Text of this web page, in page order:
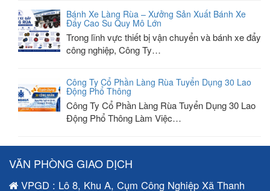
Bánh Xe Làng Rùa – Xưởng Sản Xuất Bánh Xe
Đẩy Cao Su Quy Mô Lớn
Trong lĩnh vực thiết bị vận chuyển và bánh xe đẩy
công nghiệp, Công Ty…
Công Ty Cổ Phần Làng Rùa Tuyển Dụng 30 Lao
Động Phổ Thông
Công Ty Cổ Phần Làng Rùa Tuyển Dụng 30 Lao
Động Phổ Thông Làm Việc…
VĂN PHÒNG GIAO DỊCH
VPGD : Lô 8, Khu A, Cụm Công Nghiệp Xã Thanh